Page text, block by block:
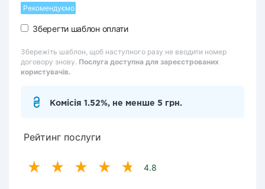
Рекомендуємо
Зберегти шаблон оплати
Збережіть шаблон, щоб наступного разу не вводити номер
договору знову. Послуга доступна для зареєстрованих
користувачів.
Комісія 1.52%, не менше 5 грн.
Рейтинг послуги
4.8